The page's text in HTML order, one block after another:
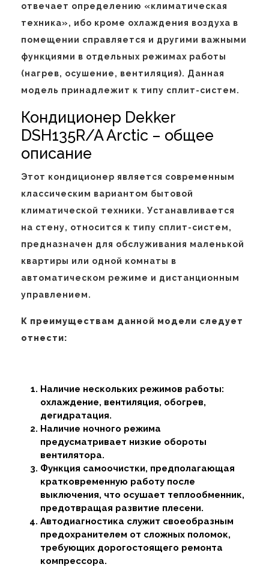
отвечает определению «климатическая
техника», ибо кроме охлаждения воздуха в
помещении справляется и другими важными
функциями в отдельных режимах работы
(нагрев, осушение, вентиляция). Данная
модель принадлежит к типу сплит-систем.
Кондиционер Dekker
DSH135R/A Arctic – общее
описание
Этот кондиционер является современным
классическим вариантом бытовой
климатической техники. Устанавливается
на стену, относится к типу сплит-систем,
предназначен для обслуживания маленькой
квартиры или одной комнаты в
автоматическом режиме и дистанционным
управлением.
К преимуществам данной модели следует
отнести:
Наличие нескольких режимов работы:
охлаждение, вентиляция, обогрев,
дегидратация.
Наличие ночного режима
предусматривает низкие обороты
вентилятора.
Функция самоочистки, предполагающая
кратковременную работу после
выключения, что осушает теплообменник,
предотвращая развитие плесени.
Автодиагностика служит своеобразным
предохранителем от сложных поломок,
требующих дорогостоящего ремонта
компрессора.